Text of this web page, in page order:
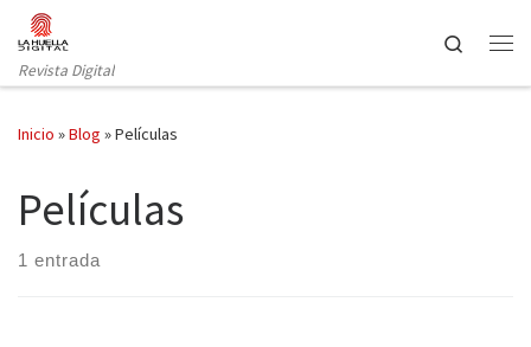
Saltar al contenido
Revista Digital
Search
Inicio »Blog »Películas
Películas
1 entrada